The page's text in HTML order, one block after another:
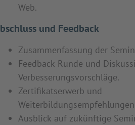
Web.
und Feedback
Zusammenfassung der
Feedback-Runde und
Verbesserungsvorschläge.
Zertifikatserwerb und
Ausblick auf zukünftige